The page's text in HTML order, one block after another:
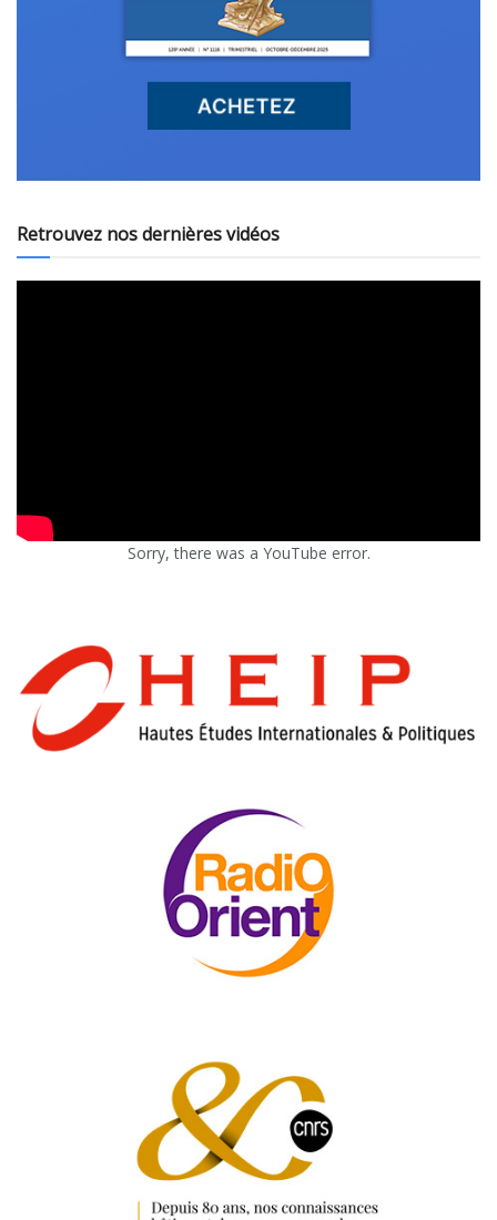
Retrouvez nos dernières vidéos
Sorry, there was a YouTube error.